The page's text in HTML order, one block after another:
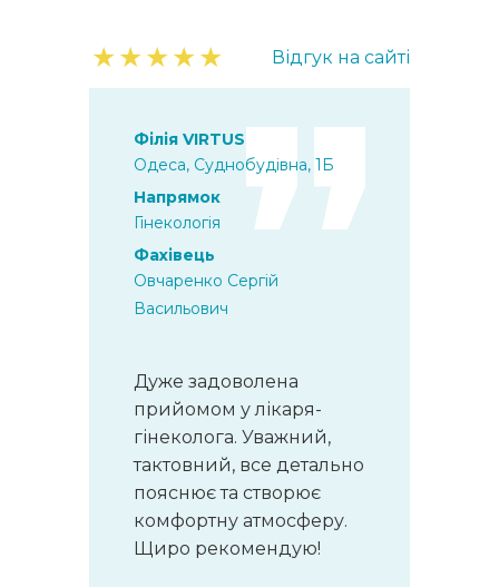
★★★★★ Відгук на сайті
Філія VIRTUS
Одеса, Суднобудівна, 1Б
Напрямок
Гінекологія
Фахівець
Овчаренко Сергій
Васильович
Дуже задоволена
прийомом у лікаря-
гінеколога. Уважний,
тактовний, все детально
пояснює та створює
комфортну атмосферу.
Щиро рекомендую!